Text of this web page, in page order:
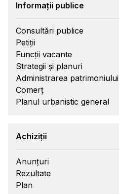
Informații publice
Consultări publice
Petiții
Funcții vacante
Strategii și planuri
Administrarea patrimoniului
Comerț
Planul urbanistic general
Achiziții
Anunțuri
Rezultate
Plan